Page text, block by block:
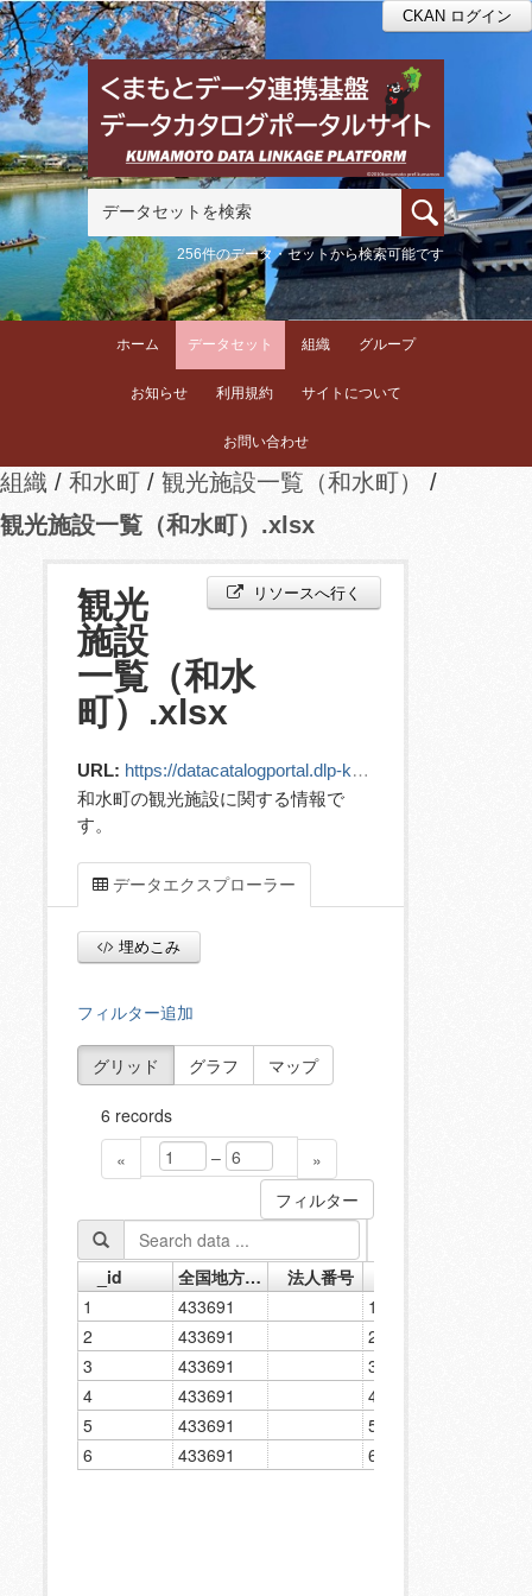
CKAN ログイン
256件のデータ・セットから検索可能です
ホーム データセット 組織 グループ
お知らせ 利用規約 サイトについて
お問い合わせ
組織 和水町
観光施設一覧（和水町）
観光施設一覧（和水町）.xlsx
リソースへ行く
観光
施設
一覧（和水
町）.xlsx
URL: https://datacatalogportal.dlp-kumamoto.jp/ckan/dataset/529ea5da-4c83-434e-b9a0-3c083bf0bbfe/resource/e01ee9e0-8b85-40ba-8b48-ae34b5e82bfc/download/03__.xlsx
和水町の観光施設に関する情報で
す。
データエクスプローラー
埋めこみ
フィルター追加